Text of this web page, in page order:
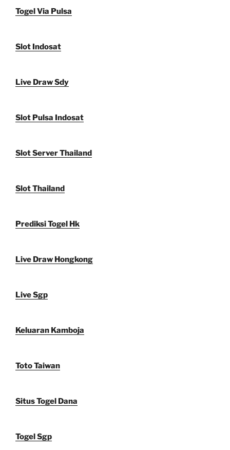
Togel Via Pulsa
Slot Indosat
Live Draw Sdy
Slot Pulsa Indosat
Slot Server Thailand
Slot Thailand
Prediksi Togel Hk
Live Draw Hongkong
Live Sgp
Keluaran Kamboja
Toto Taiwan
Situs Togel Dana
Togel Sgp